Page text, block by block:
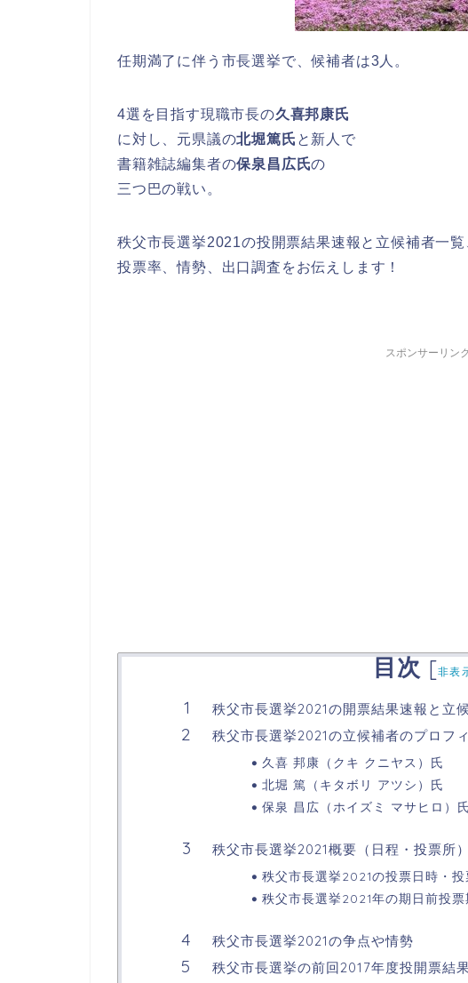
任期満了に伴う市長選挙で、候補者は3人。
4選を目指す現職市長の久喜邦康氏
に対し、元県議の北堀篤氏 と新人で
書籍雑誌編集者の保泉昌広氏の
三つ巴の戦い。
秩父市長選挙2021の投開票結果速報と立候補者一覧
投票率、情勢、出口調査をお伝えします！
スポンサーリンク
目次 [非表
秩父市長選挙2021の開票結果速報と立
秩父市長選挙2021の立候補者のプロフ
久喜 邦康（クキ クニヤス）氏
北堀 篤（キタボリ アツシ）氏
保泉 昌広（ホイズミ マサヒロ）氏
秩父市長選挙2021概要（日程・投票所）
秩父市長選挙2021の投票日時・投
秩父市長選挙2021年の期日前投票
秩父市長選挙2021の争点や情勢
秩父市長選挙の前回2017年度投開票結